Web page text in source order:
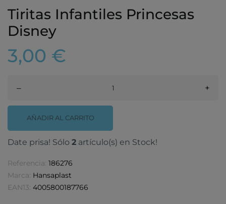
Tiritas Infantiles Princesas
Disney
3,00 €
– +
AÑADIR AL CARRITO
Date prisa! Sólo 2 artículo(s) en Stock!
Referencia: 186276
Marca: Hansaplast
EAN13: 4005800187766